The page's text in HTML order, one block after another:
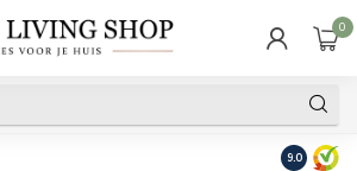
0
Achteraf
9.0